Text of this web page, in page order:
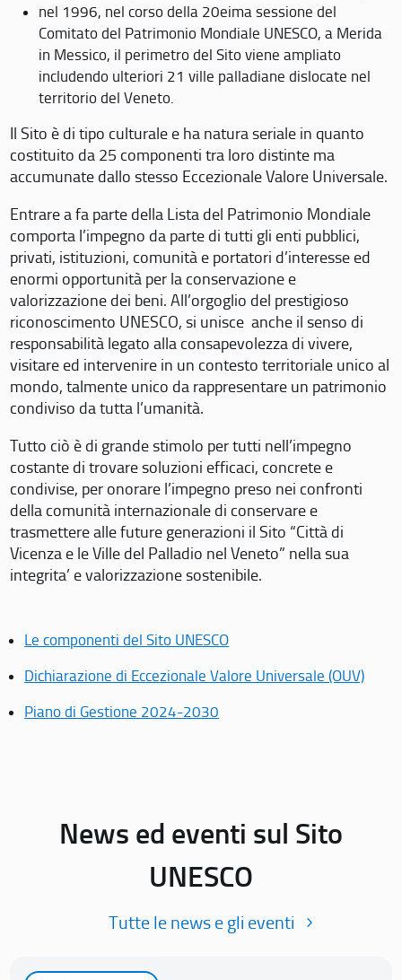
nel 1996, nel corso della 20eima sessione del
Comitato del Patrimonio Mondiale UNESCO, a Merida
in Messico, il perimetro del Sito viene ampliato
includendo ulteriori 21 ville palladiane dislocate nel
territorio del Veneto.
Il Sito è di tipo culturale e ha natura seriale in quanto
costituito da 25 componenti tra loro distinte ma
accumunate dallo stesso Eccezionale Valore Universale.
Entrare a fa parte della Lista del Patrimonio Mondiale
comporta l’impegno da parte di tutti gli enti pubblici,
privati, istituzioni, comunità e portatori d’interesse ed
enormi opportunità per la conservazione e
valorizzazione dei beni. All’orgoglio del prestigioso
riconoscimento UNESCO, si unisce anche il senso di
responsabilità legato alla consapevolezza di vivere,
visitare ed intervenire in un contesto territoriale unico al
mondo, talmente unico da rappresentare un patrimonio
condiviso da tutta l’umanità.
Tutto ciò è di grande stimolo per tutti nell’impegno
costante di trovare soluzioni efficaci, concrete e
condivise, per onorare l’impegno preso nei confronti
della comunità internazionale di conservare e
trasmettere alle future generazioni il Sito “Città di
Vicenza e le Ville del Palladio nel Veneto” nella sua
integrita’ e valorizzazione sostenibile.
Le componenti del Sito UNESCO
Dichiarazione di Eccezionale Valore Universale (OUV)
Piano di Gestione 2024-2030
News ed eventi sul Sito
UNESCO
Tutte le news e gli eventi